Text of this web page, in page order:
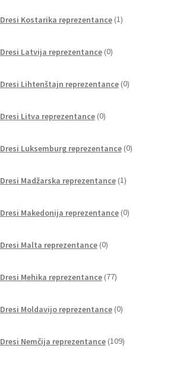
Dresi Kostarika reprezentance 1izdelek
Dresi Latvija reprezentance 0izdelkov
Dresi Lihtenštajn reprezentance 0izdelkov
Dresi Litva reprezentance 0izdelkov
Dresi Luksemburg reprezentance 0izdelkov
Dresi Madžarska reprezentance 1izdelek
Dresi Makedonija reprezentance 0izdelkov
Dresi Malta reprezentance 0izdelkov
Dresi Mehika reprezentance 77izdelkov
Dresi Moldavijo reprezentance 0izdelkov
Dresi Nemčija reprezentance 109izdelkov